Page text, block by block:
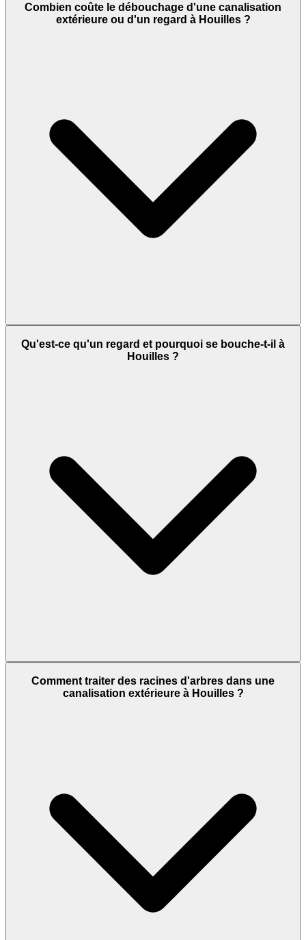
Combien coûte le débouchage d'une canalisation
extérieure ou d'un regard à Houilles ?
Qu'est-ce qu'un regard et pourquoi se bouche-t-il à
Houilles ?
Comment traiter des racines d'arbres dans une
canalisation extérieure à Houilles ?